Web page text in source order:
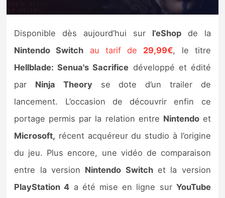
Tests d’accessoires
Autres tests
Previews
Précommandes
Précommandes jeux Switch 2
Sorties de jeux
Disponible dès aujourd’hui sur l’eShopde la
Nintendo Switch
au tarif de 29,99€, le titre
Hellblade: Senua's Sacrifice développé et édité
par Ninja Theoryse dote d’un trailer de
lancement. L’occasion de découvrir enfin ce
portage permis par la relation entre Nintendoet
Microsoft, récent acquéreur du studio à l’origine
du jeu. Plus encore, une vidéo de comparaison
entre la version Nintendo Switchet la version
PlayStation 4 a été mise en ligne sur YouTube